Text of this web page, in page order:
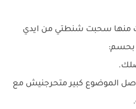
منها سحبت شنطتي من ايدي
بحسم:
الموضوع كبير متحرجنيش مع